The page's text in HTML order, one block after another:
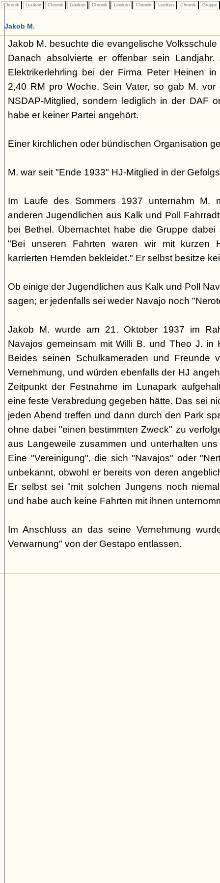
Chronik Lexikon Chronik Lexikon Chronik Lexikon Chronik Lexikon Chronik Gruppe
Jakob M.
Jakob M. besuchte die evangelische
Danach absolvierte er offenbar sein
Elektrikerlehrling bei der Firma Peter Heinen
2,40 RM pro Woche. Sein Vater, so gab M.
NSDAP-Mitglied, sondern lediglich in der DAF
habe er keiner Partei angehört.
Einer kirchlichen oder bündischen Organisation
M. war seit "Ende 1933" HJ-Mitglied in der
Im Laufe des Sommers 1937 unternahm M.
anderen Jugendlichen aus Kalk und Poll
bei Bethel. Übernachtet habe die Gruppe dabei
"Bei unseren Fahrten waren wir mit kurzen
karrierten Hemden bekleidet." Er selbst besitze
Ob einige der Jugendlichen aus Kalk und Poll
sagen; er jedenfalls sei weder Navajo noch
Jakob M. wurde am 21. Oktober 1937 im
Navajos gemeinsam mit Willi B. und Theo J. in
Beides seinen Schulkameraden und
Vernehmung, und würden ebenfalls der HJ
Zeitpunkt der Festnahme im Lunapark
eine feste Verabredung gegeben hätte. Das sei
jeden Abend treffen und dann durch den Park
ohne dabei "einen bestimmten Zweck" zu
aus Langeweile zusammen und unterhalten
Eine "Vereinigung", die sich "Navajos" oder
unbekannt, obwohl er bereits von deren
Er selbst sei "mit solchen Jungens noch
und habe auch keine Fahrten mit ihnen
Im Anschluss an das seine Vernehmung
Verwarnung" von der Gestapo entlassen.